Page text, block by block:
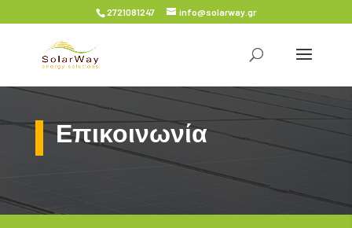
2721081247 info@solarway.gr
Επικοινωνία